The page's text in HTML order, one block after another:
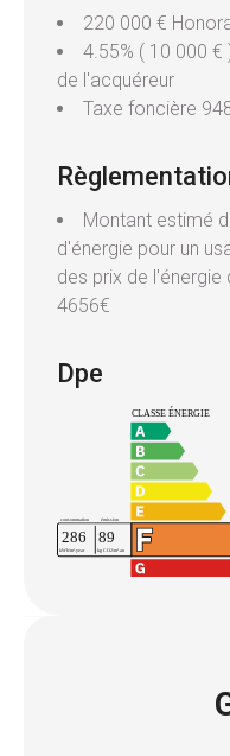
220 000 €
4.55% ( 10 000 €
de l'acquéreur
Taxe foncière
Montant estimé
d'énergie pour un
des prix de
4656€
Dpe